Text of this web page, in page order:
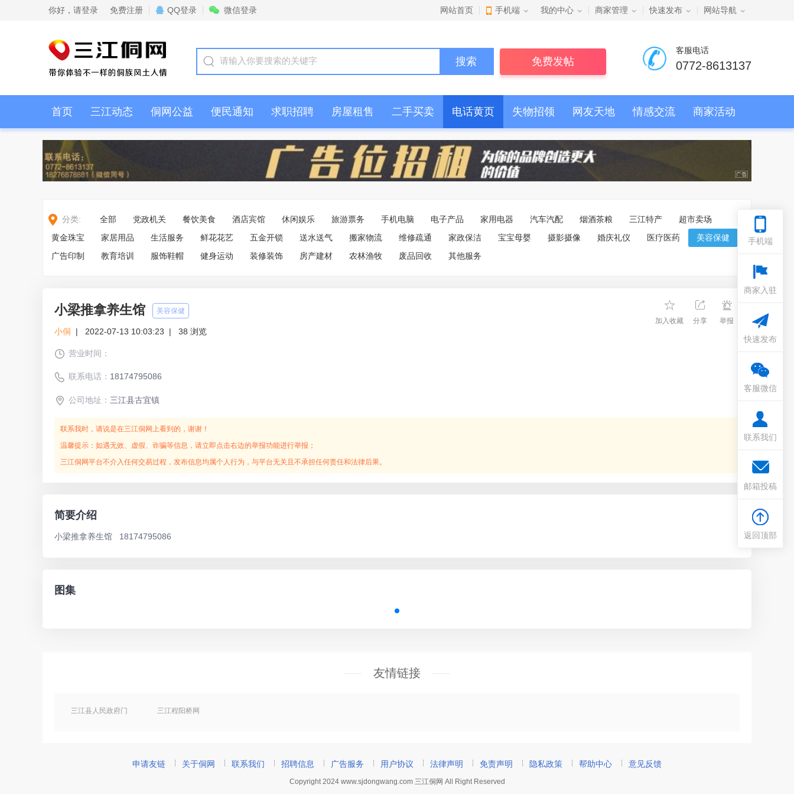
你好， 请登录 免费注册 QQ登录 微信登录 网站首页 手机端 我的中心 商家管理 快速发布 网站导航
手机端
商家入驻
快速发布
客服微信
联系我们
邮箱投稿
返回顶部
客服电话
0772-8613137
搜索 免费发帖
首页 三江动态 侗网公益 便民通知 求职招聘 房屋租售 二手买卖 电话黄页 失物招领 网友天地 情感交流 商家活动
分类: 全部 党政机关 餐饮美食 酒店宾馆 休闲娱乐 旅游票务 手机电脑 电子产品 家用电器 汽车汽配 烟酒茶粮 三江特产
超市卖场
黄金珠宝
家居用品 生活服务 鲜花花艺 五金开锁 送水送气 搬家物流 维修疏通 家政保洁 宝宝母婴 摄影摄像 婚庆礼仪 医疗医药
美容保健
广告印制
教育培训 服饰鞋帽 健身运动 装修装饰 房产建材 农林渔牧 废品回收 其他服务
小梁推拿养生馆 美容保健
小侗 | 2022-07-13 10:03:23 | 38 浏览
营业时间：
联系电话： 18174795086
公司地址： 三江县古宜镇
联系我时，请说是在三江侗网上看到的，谢谢！
温馨提示：如遇无效、虚假、诈骗等信息，请立即点击右边的举报功能进行举报；
三江侗网平台不介入任何交易过程，发布信息均属个人行为，与平台无关且不承担任何责任和法律后果。
加入收藏 分享 举报
简要介绍
小梁推拿养生馆 18174795086
图集
友情链接
三江县人民政府门
三江程阳桥网
申请友链 关于侗网 联系我们 招聘信息 广告服务 用户协议 法律声明 免责声明 隐私政策 帮助中心 意见反馈
Copyright 2024 www.sjdongwang.com 三江侗网 All Right Reserved